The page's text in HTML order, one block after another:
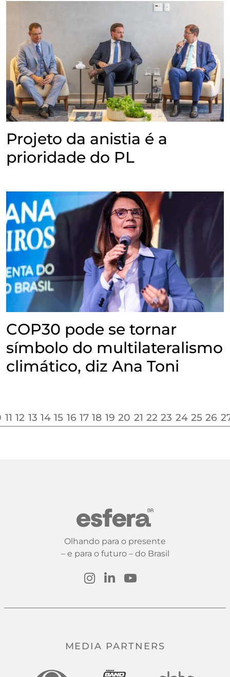
Projeto da anistia é a
prioridade do PL
COP30 pode se tornar
símbolo do multilateralismo
climático, diz Ana Toni
11 12 13 14 15 16 17 18 19 20 21 22 23 24 25 26
Olhando para o presente
– e para o futuro – do Brasil
MEDIA PARTNERS